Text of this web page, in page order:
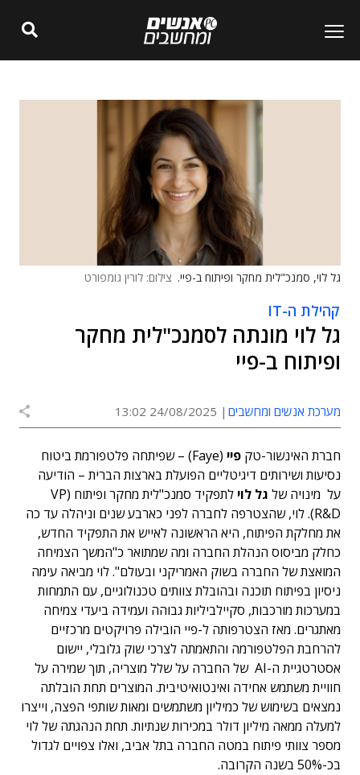
גל לוי, סמנכ"לית מחקר ופיתוח ב-פיי. צילום: לורין גומפורט
קהילת ה-IT
גל לוי מונתה לסמנכ"לית מחקר
ופיתוח ב-פיי
מערכת אנשים ומחשבים 24/08/2025 13:02
חברת האינשור-טק פיי
(Faye) – שפיתחה פלטפורמת ביטוח
נסיעות ושירותים דיגיטליים הפועלת בארצות הברית – הודיעה
על מינויה של גל לוי
לתפקיד סמנכ"לית מחקר ופיתוח (VP
R&D). לוי, שהצטרפה לחברה לפני כארבע שנים וניהלה עד כה
את מחלקת הפיתוח, היא הראשונה לאייש את התפקיד החדש,
כחלק מביסוס הנהלת החברה ומה שמתואר כ"המשך הצמיחה
המואצת של החברה בשוק האמריקני ובעולם". לוי מביאה עימה
ניסיון בפיתוח תוכנה ובהובלת צוותים טכנולוגיים, עם התמחות
במערכות מורכבות, סקיילביליות גבוהה ועמידה ביעדי צמיחה
מאתגרים. מאז הצטרפותה ל-פיי הובילה פרויקטים מרכזיים
להרחבת הפלטפורמה והתאמתה לצרכי שוק גלובלי, יישום
אסטרטגיית ה-AI של החברה על שלל מוצריה, תוך שמירה על
חוויית משתמש אחידה ואינטואיטיבית. המוצרים תחת הובלתה
נמצאים בשימוש של כמיליון משתמשים ומאות שותפי הפצה, וייצרו
למעלה ממאה מיליון דולר במכירות שנתיות. תחת הנהגתה של לוי
מספר צוותי פיתוח במטה החברה בתל אביב, ואלו צפויים לגדול
בכ-50% בשנה הקרובה.